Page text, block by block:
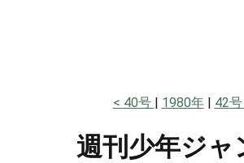
40号 1980年 42号
週刊少年ジャ